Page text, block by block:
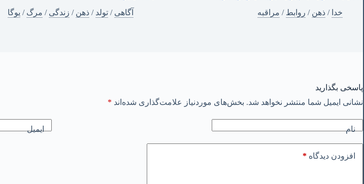
خدا / ذهن / روابط / مراقبه
آگاهی / تولد / ذهن / زندگی / مرگ / یوگا
پاسخی بگذارید
نشانی ایمیل شما منتشر نخواهد شد. بخش‌های موردنیاز علامت‌گذاری شده‌اند *
نام ایمیل
افزودن دیدگاه *